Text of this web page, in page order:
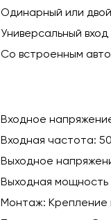
Одинарный или
Универсальный
Со встроенным
Входное
Входная частота:
Выходное
Выходная мощность
Монтаж: Крепление